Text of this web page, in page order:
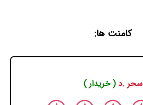
کامنت ها:
سحر .د( خریدار )